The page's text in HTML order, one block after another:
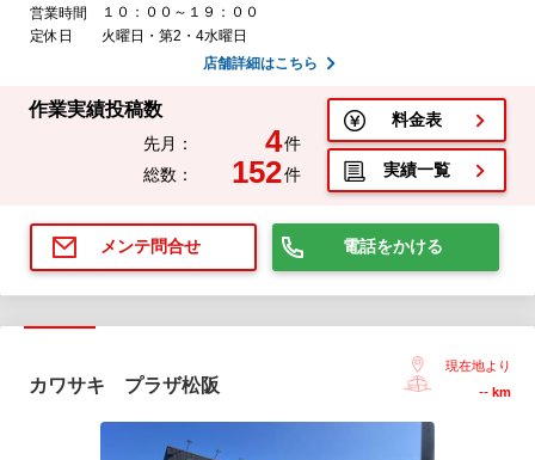
営業時間
１０：００～１９：００
定休日
火曜日・第2・4水曜日
店舗詳細はこちら
作業実績投稿数
先月： 4件
総数：
152件
料金表
実績一覧
メンテ問合せ 電話をかける
カワサキ プラザ松阪
現在地より
-- km